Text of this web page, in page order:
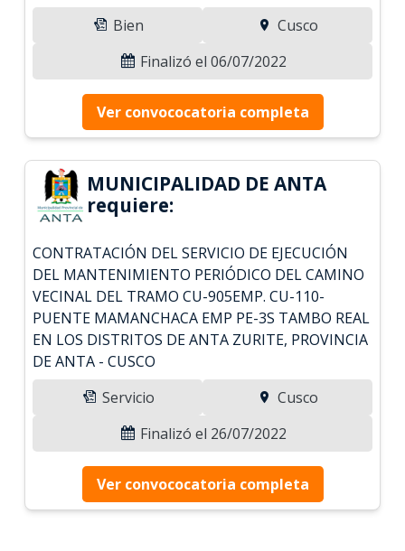
Bien
Cusco
Finalizó el 06/07/2022
Ver convococatoria completa
MUNICIPALIDAD DE ANTA
requiere:
CONTRATACIÓN DEL SERVICIO DE EJECUCIÓN
DEL MANTENIMIENTO PERIÓDICO DEL CAMINO
VECINAL DEL TRAMO CU-905EMP. CU-110-
PUENTE MAMANCHACA EMP PE-3S TAMBO REAL
EN LOS DISTRITOS DE ANTA ZURITE, PROVINCIA
DE ANTA - CUSCO
Servicio
Cusco
Finalizó el 26/07/2022
Ver convococatoria completa